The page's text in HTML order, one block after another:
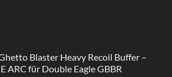
Blaster Heavy Recoil Buffer –
ARC für Double Eagle GBBR